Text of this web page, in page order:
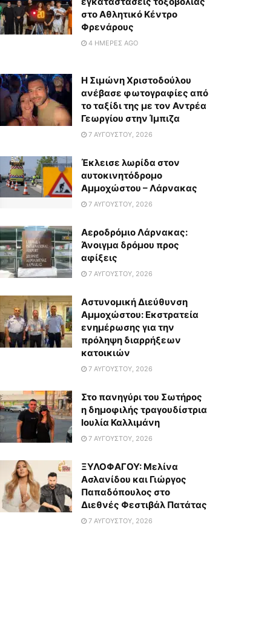
στο Αθλητικό Κέντρο
Φρενάρους
4 ΗΜΈΡΕΣ AGO
Η Σιμώνη Χριστοδούλου
ανέβασε φωτογραφίες από
το ταξίδι της με τον Αντρέα
Γεωργίου στην Ίμπιζα
7 ΑΥΓΟΎΣΤΟΥ, 2026
Έκλεισε λωρίδα στον
αυτοκινητόδρομο
Αμμοχώστου – Λάρνακας
7 ΑΥΓΟΎΣΤΟΥ, 2026
Αεροδρόμιο Λάρνακας:
Άνοιγμα δρόμου προς
αφίξεις
7 ΑΥΓΟΎΣΤΟΥ, 2026
Αστυνομική Διεύθυνση
Αμμοχώστου: Εκστρατεία
ενημέρωσης για την
πρόληψη διαρρήξεων
κατοικιών
7 ΑΥΓΟΎΣΤΟΥ, 2026
Στο πανηγύρι του Σωτήρος
η δημοφιλής τραγουδίστρια
Ιουλία Καλλιμάνη
7 ΑΥΓΟΎΣΤΟΥ, 2026
ΞΥΛΟΦΑΓΟΥ: Μελίνα
Ασλανίδου και Γιώργος
Παπαδόπουλος στο
Διεθνές Φεστιβάλ Πατάτας
7 ΑΥΓΟΎΣΤΟΥ, 2026